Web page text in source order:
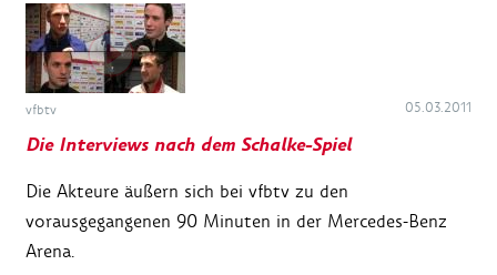
vfbtv 05.03.2011
Die Interviews nach dem Schalke-Spiel
Die Akteure äußern sich bei vfbtv zu den
vorausgegangenen 90 Minuten in der Mercedes-Benz
Arena.